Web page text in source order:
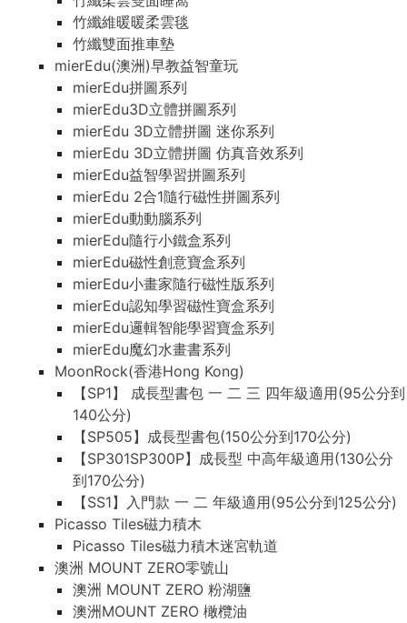
竹纖維暖暖柔雲毯
竹纖雙面推車墊
mierEdu(澳洲)早教益智童玩
mierEdu拼圖系列
mierEdu3D立體拼圖系列
mierEdu 3D立體拼圖 迷你系列
mierEdu 3D立體拼圖 仿真音效系列
mierEdu益智學習拼圖系列
mierEdu 2合1隨行磁性拼圖系列
mierEdu動動腦系列
mierEdu隨行小鐵盒系列
mierEdu磁性創意寶盒系列
mierEdu小畫家隨行磁性版系列
mierEdu認知學習磁性寶盒系列
mierEdu邏輯智能學習寶盒系列
mierEdu魔幻水畫書系列
MoonRock(香港Hong Kong)
【SP1】 成長型書包 一 二 三 四年級適用(95公分到
140公分)
【SP505】成長型書包(150公分到170公分)
【SP301SP300P】成長型 中高年級適用(130公分
到170公分)
【SS1】入門款 一 二 年級適用(95公分到125公分)
Picasso Tiles磁力積木
Picasso Tiles磁力積木迷宮軌道
澳洲 MOUNT ZERO零號山
澳洲 MOUNT ZERO 粉湖鹽
澳洲MOUNT ZERO 橄欖油